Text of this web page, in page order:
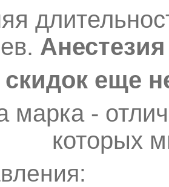
скидок еще
марка -
которых